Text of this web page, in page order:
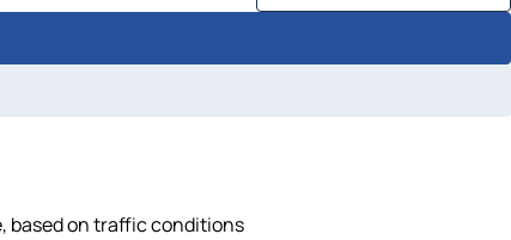
based on traffic conditions